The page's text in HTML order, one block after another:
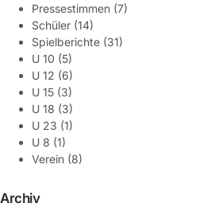
Pressestimmen (7)
Schüler (14)
Spielberichte (31)
U 10 (5)
U 12 (6)
U 15 (3)
U 18 (3)
U 23 (1)
U 8 (1)
Verein (8)
Archiv